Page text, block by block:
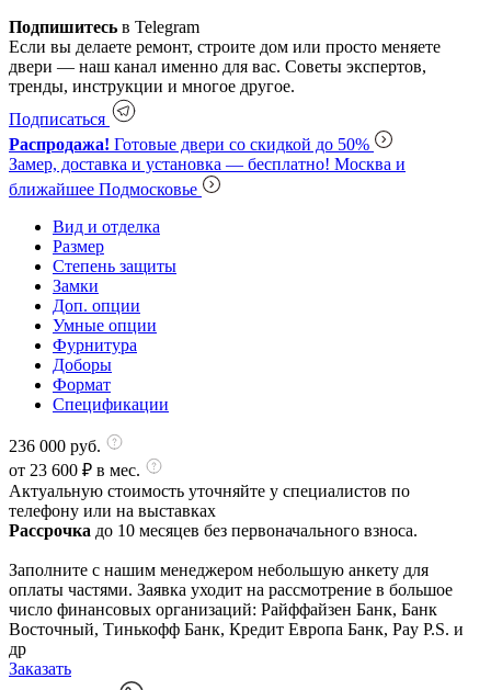
Подпишитесь в Telegram
Если вы делаете ремонт, строите дом или просто меняете
двери — наш канал именно для вас. Советы экспертов,
тренды, инструкции и многое другое.
Подписаться
Распродажа! Готовые двери со скидкой до 50%
Замер, доставка и установка — бесплатно! Москва и
ближайшее Подмосковье
Вид и отделка
Размер
Степень защиты
Замки
Доп. опции
Умные опции
Фурнитура
Доборы
Формат
Спецификации
236 000 руб.
от 23 600 ₽ в мес.
Актуальную стоимость уточняйте у специалистов по
телефону или на выставках
Рассрочка до 10 месяцев без первоначального взноса.
Заполните с нашим менеджером небольшую анкету для
оплаты частями. Заявка уходит на рассмотрение в большое
число финансовых организаций: Райффайзен Банк, Банк
Восточный, Тинькофф Банк, Кредит Европа Банк, Pay P.S. и
др
Заказать